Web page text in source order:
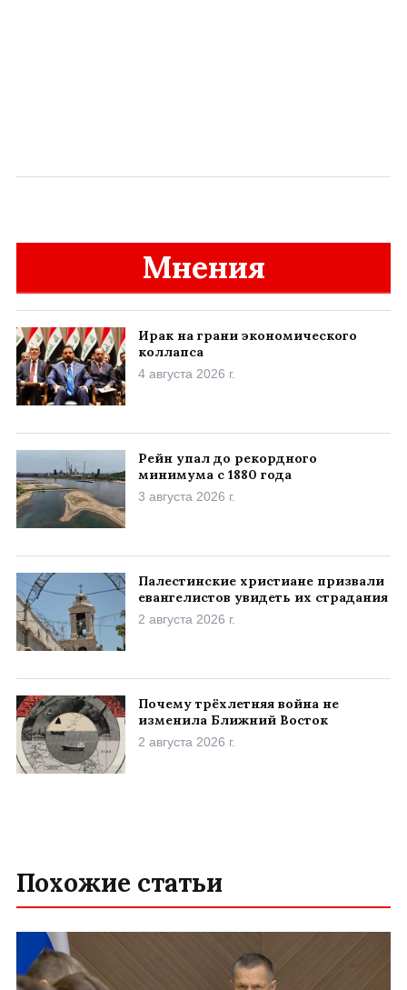
Мнения
Ирак на грани экономического
коллапса
4 августа 2026 г.
Рейн упал до рекордного
минимума с 1880 года
3 августа 2026 г.
Палестинские христиане призвали
евангелистов увидеть их страдания
2 августа 2026 г.
Почему трёхлетняя война не
изменила Ближний Восток
2 августа 2026 г.
Похожие статьи